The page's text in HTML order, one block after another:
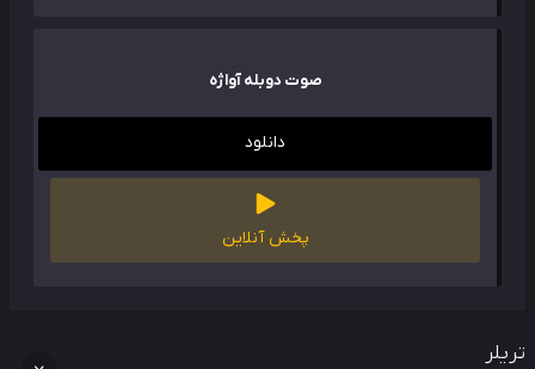
صوت دوبله آواژه
دانلود
پخش آنلاین